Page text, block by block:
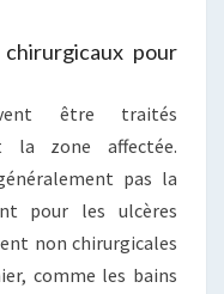
pour
être traités
la zone affectée.
pas la
pour les ulcères
non chirurgicales
comme les bains